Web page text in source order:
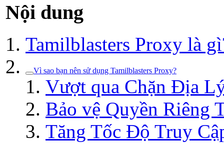
Nội dung
Tamilblasters Proxy là
Vì sao bạn nên sử dụng Tamilblasters Proxy?
Vượt qua Chặn Địa
Bảo vệ Quyền Riêng
Tăng Tốc Độ Truy